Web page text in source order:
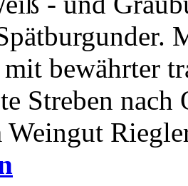
bewährter
Streben
Weingut